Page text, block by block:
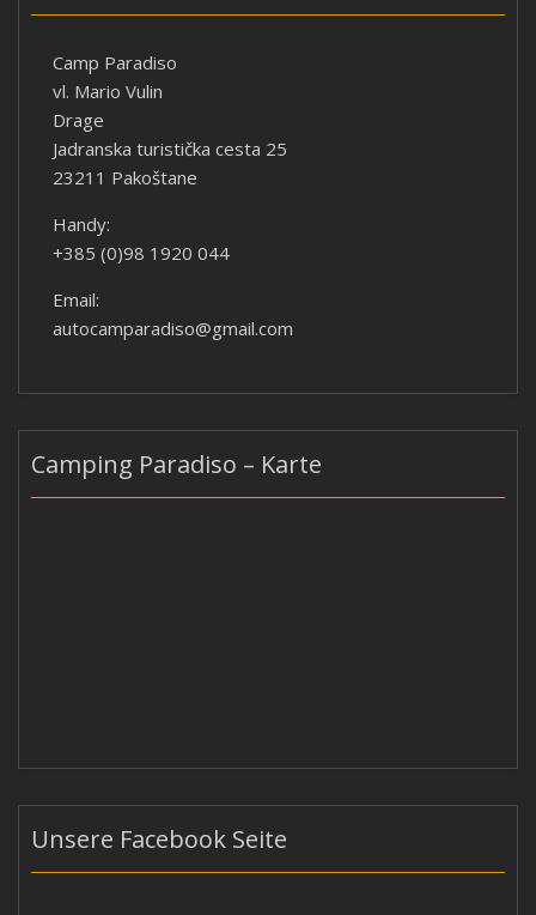
Camp Paradiso
vl. Mario Vulin
Drage
Jadranska turistička cesta 25
23211 Pakoštane
Handy:
+385 (0)98 1920 044
Email:
autocamparadiso@gmail.com
Camping Paradiso – Karte
Unsere Facebook Seite